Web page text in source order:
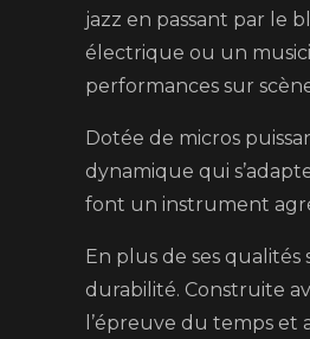
jazz en passant par le
électrique ou un
performances sur
Dotée de micros
dynamique qui
font un instrument
En plus de ses qualités
durabilité. Construite
l’épreuve du temps et